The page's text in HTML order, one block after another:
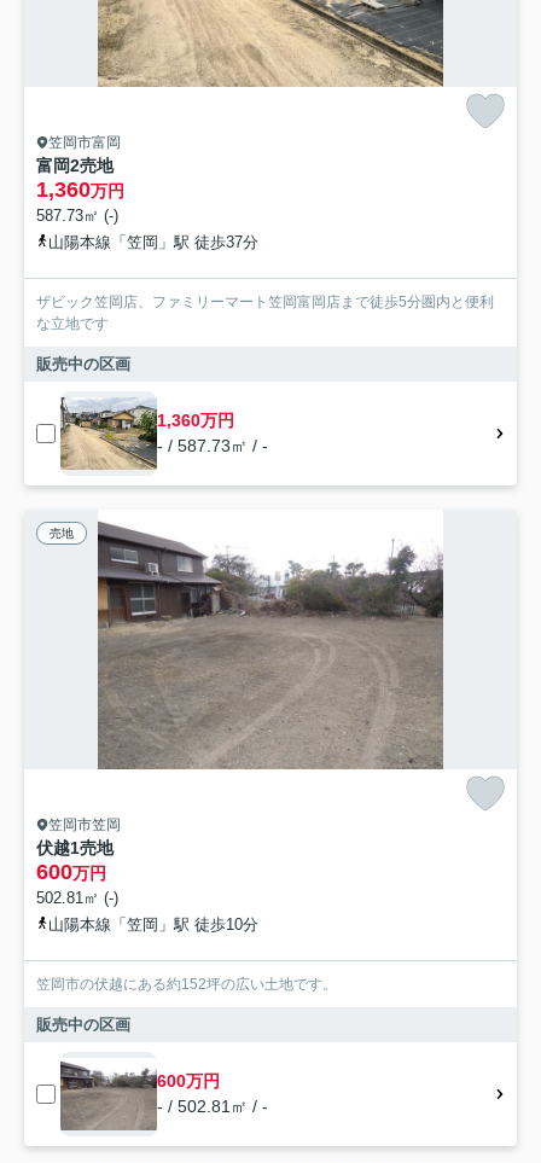
笠岡市富岡
富岡2売地
1,360万円
587.73㎡ (-)
山陽本線「笠岡」駅 徒歩37分
ザビック笠岡店、ファミリーマート笠岡富岡店まで徒歩5分圏内と便利
な立地です
販売中の区画
1,360万円
- / 587.73㎡ / -
売地
笠岡市笠岡
伏越1売地
600万円
502.81㎡ (-)
山陽本線「笠岡」駅 徒歩10分
笠岡市の伏越にある約152坪の広い土地です。
販売中の区画
600万円
- / 502.81㎡ / -